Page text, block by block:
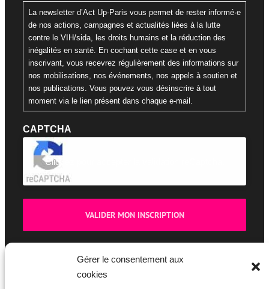
Gérer le consentement aux
cookies
La newsletter d’Act Up-Paris vous permet de rester informé·e
de nos actions, campagnes et actualités liées à la lutte
contre le VIH/sida, les droits humains et la réduction des
inégalités en santé. En cochant cette case et en vous
inscrivant, vous recevrez régulièrement des informations sur
nos mobilisations, nos événements, nos appels à soutien et
nos publications. Vous pouvez vous désinscrire à tout
moment via le lien présent dans chaque e-mail.
CAPTCHA
Cliquez pour accepter la validation reCaptcha.